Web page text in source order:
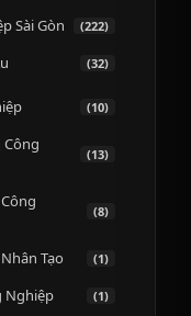
Sài Gòn (222)
(32)
(10)
Công
(13)
(8)
Tạo (1)
Nghiệp (1)